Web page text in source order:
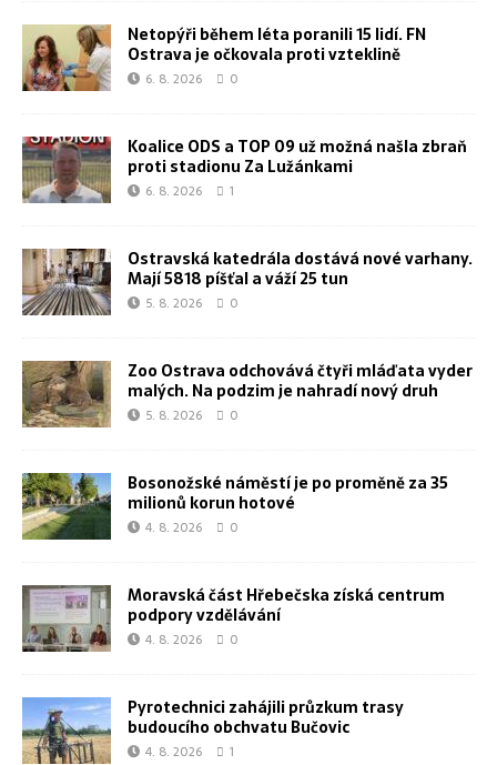
Netopýři během léta poranili 15 lidí. FN
Ostrava je očkovala proti vzteklině
6. 8. 2026 0
Koalice ODS a TOP 09 už možná našla zbraň
proti stadionu Za Lužánkami
6. 8. 2026 1
Ostravská katedrála dostává nové varhany.
Mají 5818 píšťal a váží 25 tun
5. 8. 2026 0
Zoo Ostrava odchovává čtyři mláďata vyder
malých. Na podzim je nahradí nový druh
5. 8. 2026 0
Bosonožské náměstí je po proměně za 35
milionů korun hotové
4. 8. 2026 0
Moravská část Hřebečska získá centrum
podpory vzdělávání
4. 8. 2026 0
Pyrotechnici zahájili průzkum trasy
budoucího obchvatu Bučovic
4. 8. 2026 1